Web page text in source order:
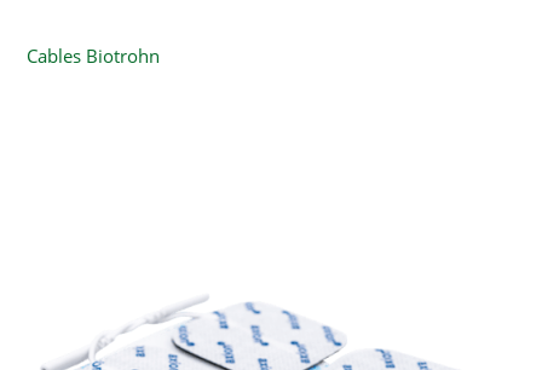
Cables Biotrohn